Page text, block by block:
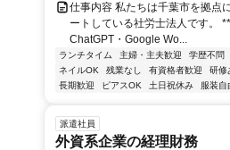
仕事内容 私たちは千葉市を拠点
ートしている社労士法人です。
ChatGPT・Google Wo...
ランチタイム 主婦・主夫歓迎 学歴不問
ネイルOK
残業なし 有資格者歓迎 研修
長期歓迎
ピアスOK 土日祝休み 服装自
派遣社員
外資系企業の経理財務